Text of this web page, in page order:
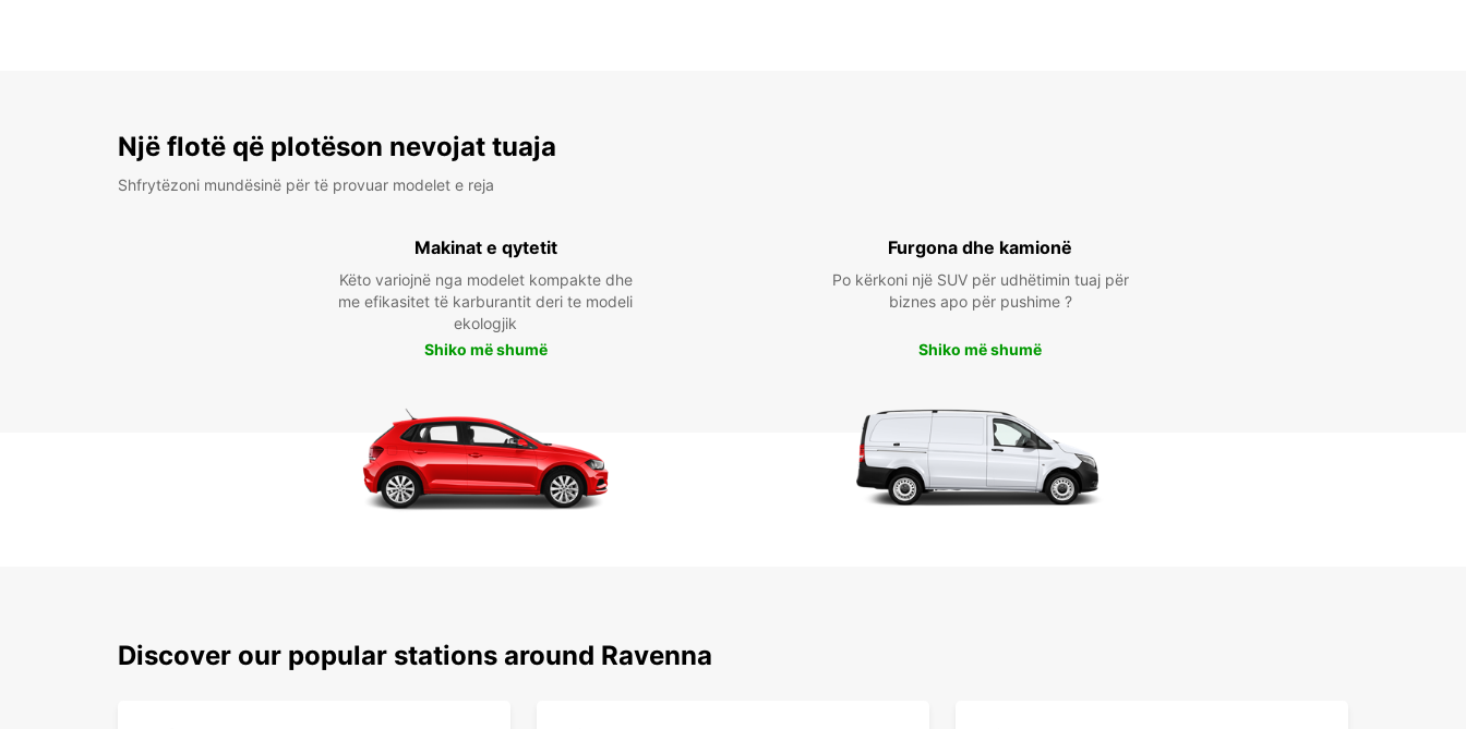
Një flotë që plotëson nevojat tuaja
Shfrytëzoni mundësinë për të provuar modelet e reja
Makinat e qytetit
Këto variojnë nga modelet kompakte dhe
me efikasitet të karburantit deri te modeli
ekologjik
Shiko më shumë
Furgona dhe kamionë
Po kërkoni një SUV për udhëtimin tuaj për
biznes apo për pushime ?
Shiko më shumë
Discover our popular stations around Ravenna